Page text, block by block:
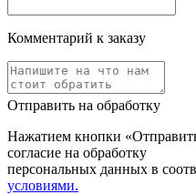
Комментарий к заказу
Отправить на обработку
Нажатием кнопки
согласие на обработку
персональных данных в
условиями.